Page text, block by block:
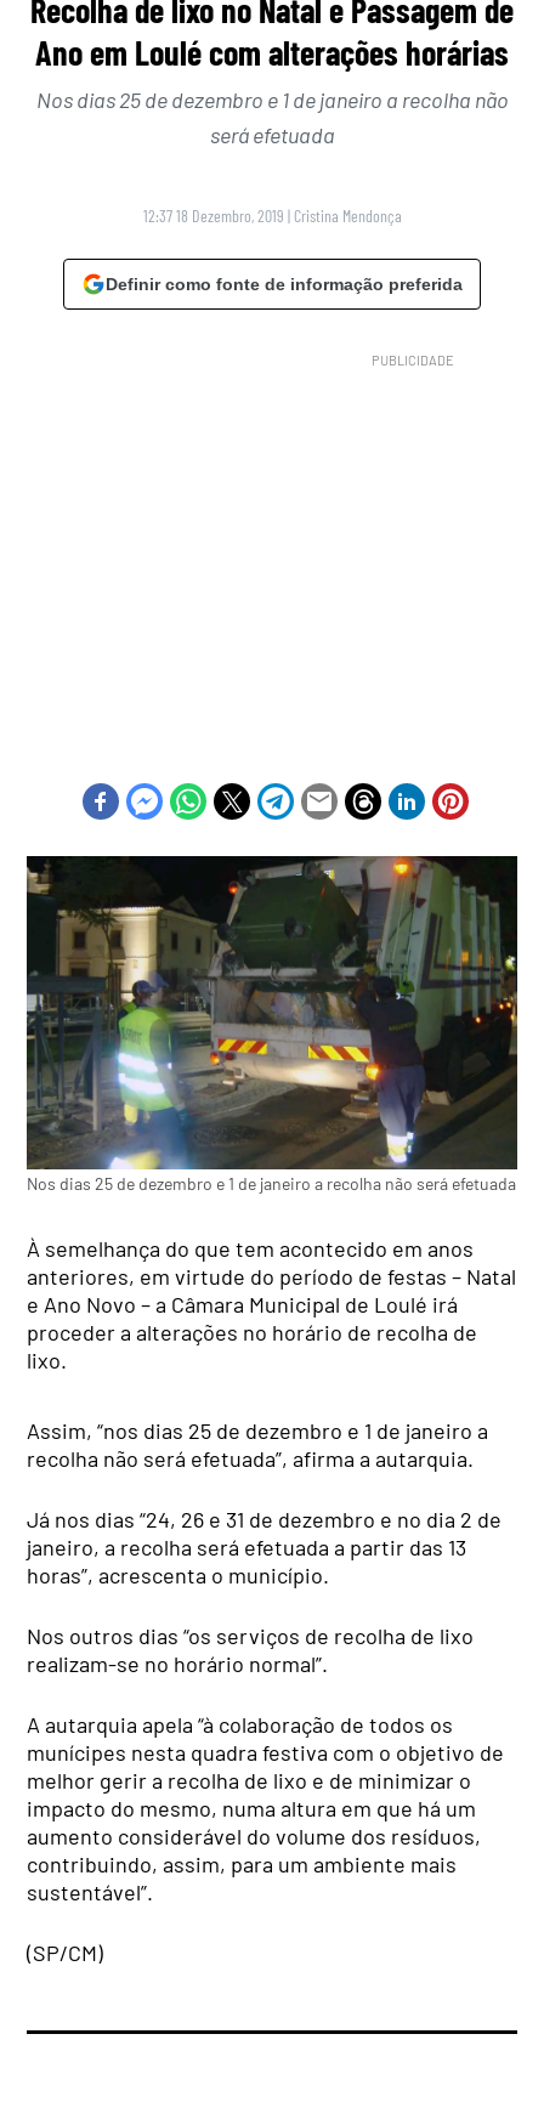
Recolha de lixo no Natal e Passagem de
Ano em Loulé com alterações horárias
Nos dias 25 de dezembro e 1 de janeiro a recolha não
será efetuada
12:37 18 Dezembro, 2019 | Cristina Mendonça
Definir como fonte de informação preferida
Nos dias 25 de dezembro e 1 de janeiro a recolha não será efetuada
À semelhança do que tem acontecido em anos
anteriores, em virtude do período de festas – Natal
e Ano Novo – a Câmara Municipal de Loulé irá
proceder a alterações no horário de recolha de
lixo.
Assim, “nos dias 25 de dezembro e 1 de janeiro a
recolha não será efetuada”, afirma a autarquia.
Já nos dias “24, 26 e 31 de dezembro e no dia 2 de
janeiro, a recolha será efetuada a partir das 13
horas”, acrescenta o município.
Nos outros dias “os serviços de recolha de lixo
realizam-se no horário normal”.
A autarquia apela “à colaboração de todos os
munícipes nesta quadra festiva com o objetivo de
melhor gerir a recolha de lixo e de minimizar o
impacto do mesmo, numa altura em que há um
aumento considerável do volume dos resíduos,
contribuindo, assim, para um ambiente mais
sustentável”.
(SP/CM)